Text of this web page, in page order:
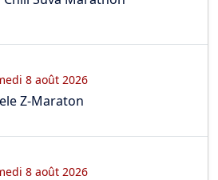
8 août 2026
Z-Maraton
8 août 2026